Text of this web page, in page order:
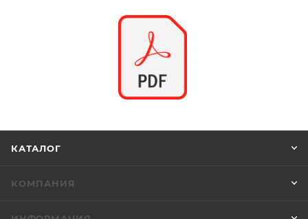
КАТАЛОГ
КОМПАНИЯ